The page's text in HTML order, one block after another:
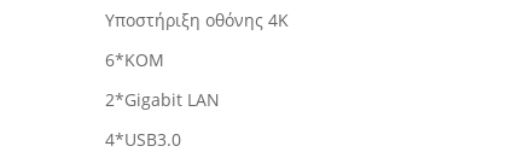
Υποστήριξη οθόνης 4K
6*ΚΟΜ
2*Gigabit LAN
4*USB3.0